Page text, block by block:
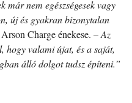
már nem egészségesek vagy
új és gyakran bizonytalan
Charge énekese. –Az
hogy valami újat, és a saját,
álló dolgot tudsz építeni.”